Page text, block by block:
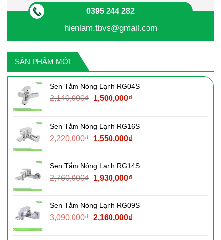
0395 244 282
hienlam.tbvs@gmail.com
SẢN PHẨM MỚI
Sen Tắm Nóng Lạnh RG04S
2,140,000₫ Giá
2,140,000₫.
1,500,000₫Giá
là:
1,500,000₫.
Sen Tắm Nóng Lạnh RG16S
2,220,000₫ Giá
2,220,000₫.
1,550,000₫Giá
là:
1,550,000₫.
Sen Tắm Nóng Lạnh RG14S
2,760,000₫ Giá
2,760,000₫.
1,930,000₫Giá
là:
1,930,000₫.
Sen Tắm Nóng Lạnh RG09S
3,090,000₫ Giá
2,160,000₫Giá